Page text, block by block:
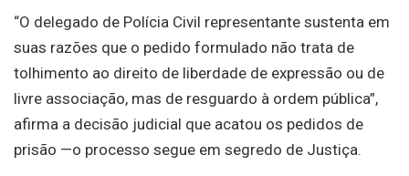
“O delegado de Polícia Civil representante sustenta em
suas razões que o pedido formulado não trata de
tolhimento ao direito de liberdade de expressão ou de
livre associação, mas de resguardo à ordem pública”,
afirma a decisão judicial que acatou os pedidos de
prisão —o processo segue em segredo de Justiça.